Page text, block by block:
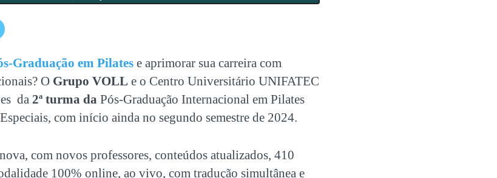
Graduação em Pilates e aprimorar sua carreira com
O Grupo VOLL e o Centro Universitário UNIFATEC
da 2ª turma da Pós-Graduação Internacional em Pilates
, com início ainda no segundo semestre de 2024.
com novos professores, conteúdos atualizados, 410
100% online, ao vivo, com tradução simultânea e